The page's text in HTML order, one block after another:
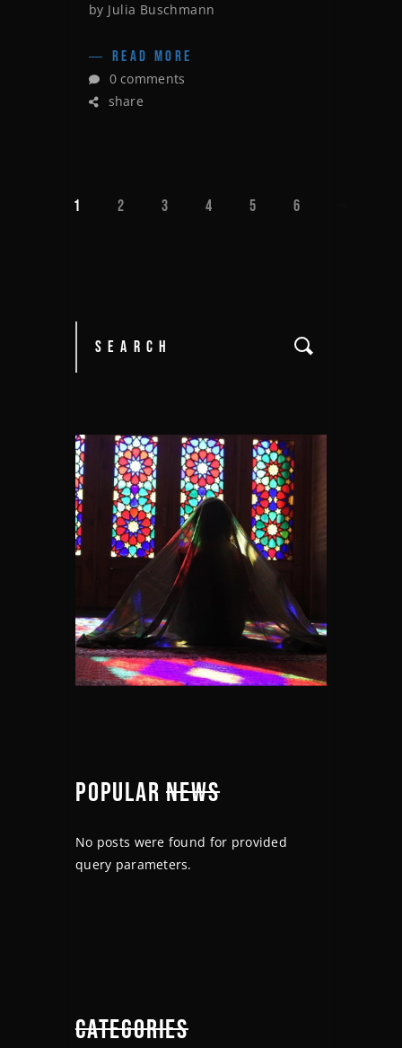
by Julia Buschmann
READ MORE
0 comments
share
1 2 3 4 5 6
POPULARNEWS
No posts were found for provided
query parameters.
CATEGORIES